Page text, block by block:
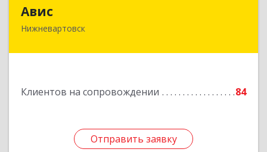
Авис
Нижневартовск
Клиентов на сопровождении 84
Отправить заявку
628600, Ханты-Мансийский Автономный округ
Подробнее
Отправить заявку